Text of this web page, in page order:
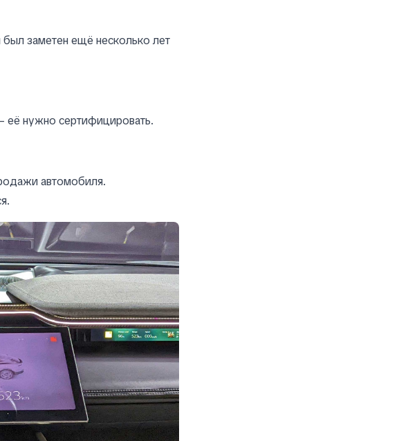
заметен ещё несколько лет
её нужно сертифицировать.
автомобиля.